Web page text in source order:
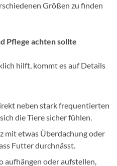
Größen zu finden
Pflege achten sollte
hilft, kommt es auf Details
neben stark frequentierten
die Tiere sicher fühlen.
mit etwas Überdachung oder
Futter durchnässt.
aufhängen oder aufstellen,